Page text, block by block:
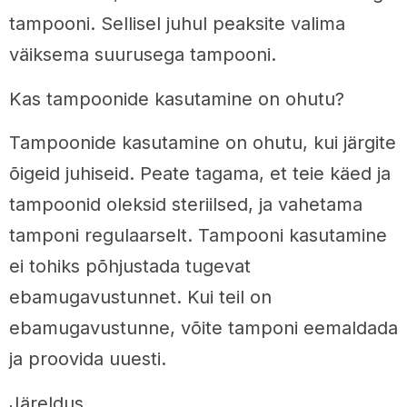
tampooni. Sellisel juhul peaksite valima
väiksema suurusega tampooni.
Kas tampoonide kasutamine on ohutu?
Tampoonide kasutamine on ohutu, kui järgite
õigeid juhiseid. Peate tagama, et teie käed ja
tampoonid oleksid steriilsed, ja vahetama
tamponi regulaarselt. Tampooni kasutamine
ei tohiks põhjustada tugevat
ebamugavustunnet. Kui teil on
ebamugavustunne, võite tamponi eemaldada
ja proovida uuesti.